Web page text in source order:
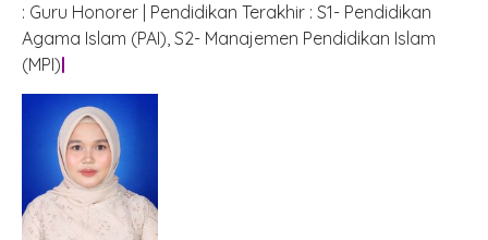
: Guru Honorer | Pendidikan Terakhir : S1- Pendidikan
Agama Islam (PAI), S2- Manajemen Pendidikan Islam
(MPI)|